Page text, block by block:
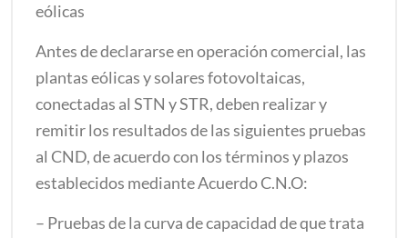
eólicas
Antes de declararse en operación comercial, las
plantas eólicas y solares fotovoltaicas,
conectadas al STN y STR, deben realizar y
remitir los resultados de las siguientes pruebas
al CND, de acuerdo con los términos y plazos
establecidos mediante Acuerdo C.N.O:
– Pruebas de la curva de capacidad de que trata